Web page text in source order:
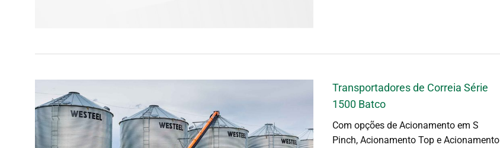
Transportadores de Correia Série
1500 Batco
Com opções de Acionamento em S
Pinch, Acionamento Top e Acionamento